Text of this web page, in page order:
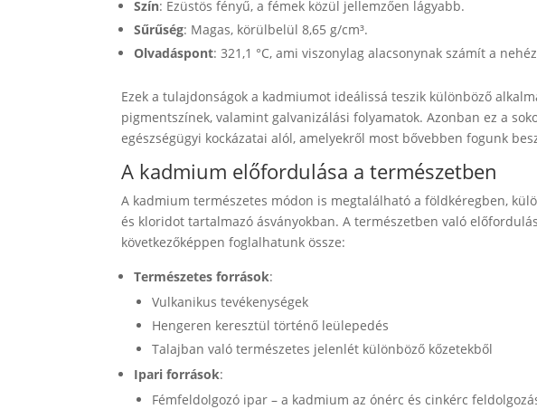
Szín: Ezüstös fényű, a fémek közül jellemzően lágyabb.
Sűrűség: Magas, körülbelül 8,65 g/cm³.
Olvadáspont: 321,1 °C, ami viszonylag alacsonynak számít a
Ezek a tulajdonságok a kadmiumot ideálissá teszik különböző
pigmentszínek, valamint galvanizálási folyamatok. Azonban ez a
egészségügyi kockázatai alól, amelyekről most bővebben fogunk
A kadmium előfordulása a természetben
A kadmium természetes módon is megtalálható a földkéregben,
és kloridot tartalmazó ásványokban. A természetben való
következőképpen foglalhatunk össze:
Természetes források:
Vulkanikus tevékenységek
Hengeren keresztül történő leülepedés
Talajban való természetes jelenlét különböző kőzetekből
Ipari források:
Fémfeldolgozó ipar – a kadmium az ónérc és cinkérc